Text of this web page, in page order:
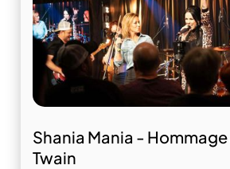
Shania Mania - Hommage
Twain